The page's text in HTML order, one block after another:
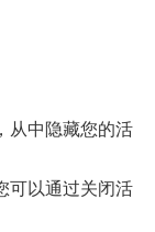
从中隐藏您的活
可以通过关闭活